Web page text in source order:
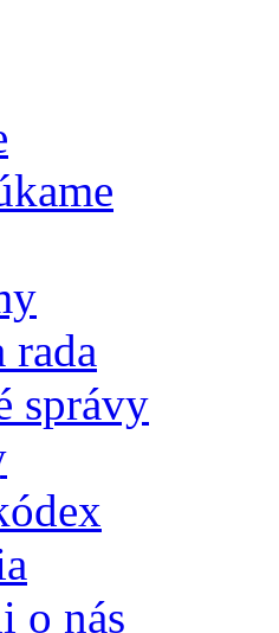
rada
správy
o nás